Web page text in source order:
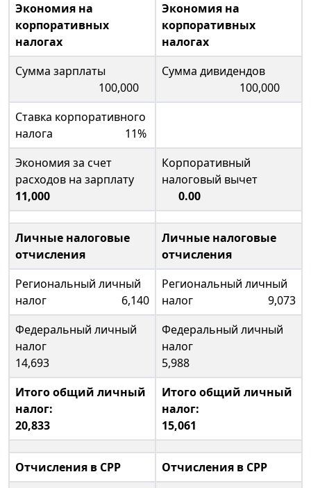
Экономия на
корпоративных
налогах
Экономия на
корпоративных
налогах
Сумма зарплаты
100,000
Сумма дивидендов
100,000
Ставка корпоративного
налога 11%
Экономия за счет
расходов на зарплату
11,000
Корпоративный
налоговый вычет
0.00
Личные налоговые
отчисления
Личные налоговые
отчисления
Региональный личный
налог 6,140
Региональный личный
налог 9,073
Федеральный личный
налог
14,693
Федеральный личный
налог
5,988
Итого общий личный
налог:
20,833
Итого общий личный
налог:
15,061
Отчисления в CPP
Отчисления в CPP